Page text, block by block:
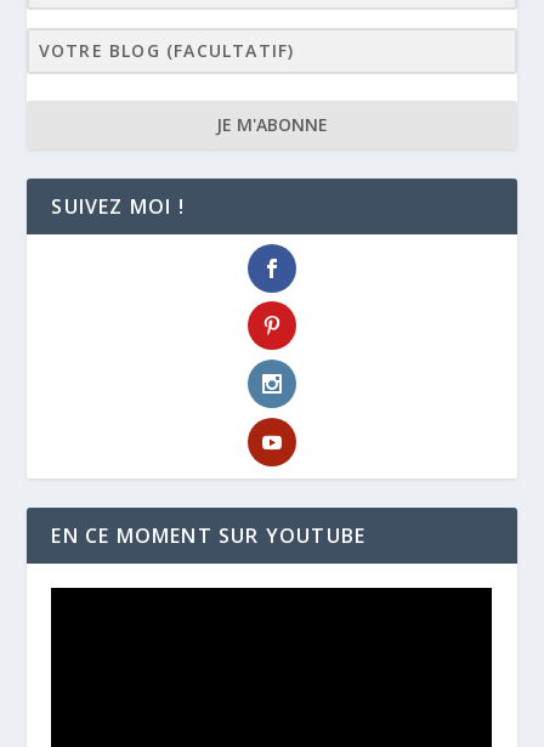
JE M'ABONNE
SUIVEZ MOI !
EN CE MOMENT SUR YOUTUBE